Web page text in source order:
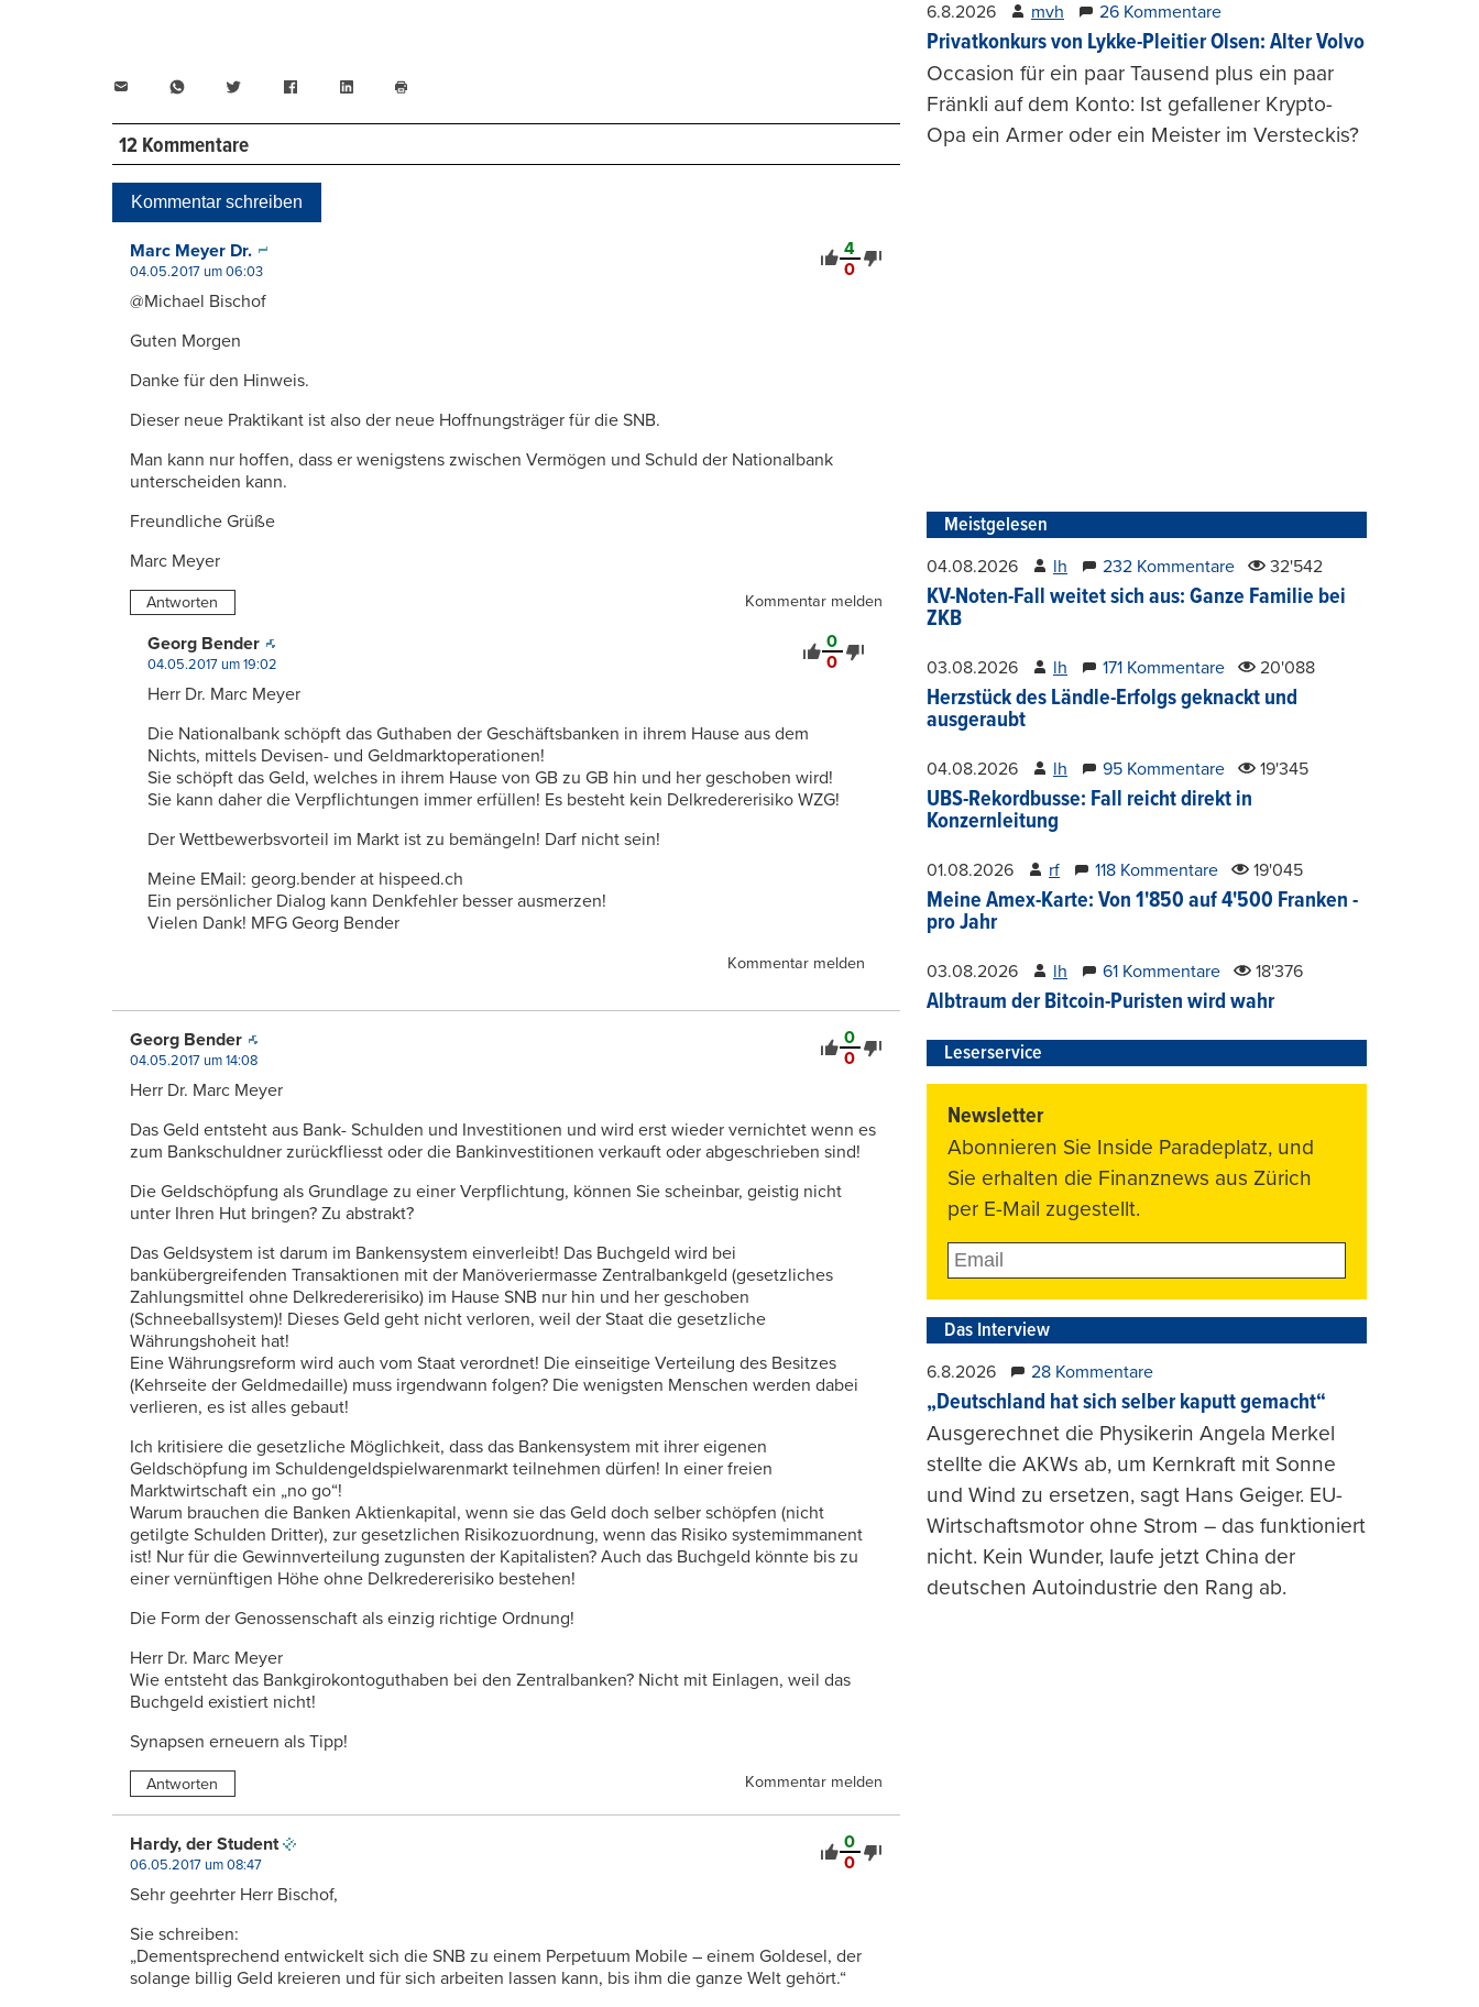
WhatsAppTwitter FacebookLinkedIn
drucken
12 Kommentare
Kommentar schreiben
4
0
Marc Meyer Dr.
04.05.2017 um 06:03
@Michael Bischof
Guten Morgen
Danke für den Hinweis.
Dieser neue Praktikant ist also der neue Hoffnungsträger für die SNB.
Man kann nur hoffen, dass er wenigstens zwischen Vermögen und Schuld der Nationalbank
unterscheiden kann.
Freundliche Grüße
Marc Meyer
Antworten Kommentar melden
0
0
Georg Bender
04.05.2017 um 19:02
Herr Dr. Marc Meyer
Die Nationalbank schöpft das Guthaben der Geschäftsbanken in ihrem Hause aus dem
Nichts, mittels Devisen- und Geldmarktoperationen!
Sie schöpft das Geld, welches in ihrem Hause von GB zu GB hin und her geschoben wird!
Sie kann daher die Verpflichtungen immer erfüllen! Es besteht kein Delkredererisiko WZG!
Der Wettbewerbsvorteil im Markt ist zu bemängeln! Darf nicht sein!
Meine EMail: georg.bender at hispeed.ch
Ein persönlicher Dialog kann Denkfehler besser ausmerzen!
Vielen Dank! MFG Georg Bender
Kommentar melden
0
0
Georg Bender
04.05.2017 um 14:08
Herr Dr. Marc Meyer
Das Geld entsteht aus Bank- Schulden und Investitionen und wird erst wieder vernichtet wenn es
zum Bankschuldner zurückfliesst oder die Bankinvestitionen verkauft oder abgeschrieben sind!
Die Geldschöpfung als Grundlage zu einer Verpflichtung, können Sie scheinbar, geistig nicht
unter Ihren Hut bringen? Zu abstrakt?
Das Geldsystem ist darum im Bankensystem einverleibt! Das Buchgeld wird bei
bankübergreifenden Transaktionen mit der Manöveriermasse Zentralbankgeld (gesetzliches
Zahlungsmittel ohne Delkredererisiko) im Hause SNB nur hin und her geschoben
(Schneeballsystem)! Dieses Geld geht nicht verloren, weil der Staat die gesetzliche
Währungshoheit hat!
Eine Währungsreform wird auch vom Staat verordnet! Die einseitige Verteilung des Besitzes
(Kehrseite der Geldmedaille) muss irgendwann folgen? Die wenigsten Menschen werden dabei
verlieren, es ist alles gebaut!
Ich kritisiere die gesetzliche Möglichkeit, dass das Bankensystem mit ihrer eigenen
Geldschöpfung im Schuldengeldspielwarenmarkt teilnehmen dürfen! In einer freien
Marktwirtschaft ein „no go“!
Warum brauchen die Banken Aktienkapital, wenn sie das Geld doch selber schöpfen (nicht
getilgte Schulden Dritter), zur gesetzlichen Risikozuordnung, wenn das Risiko systemimmanent
ist! Nur für die Gewinnverteilung zugunsten der Kapitalisten? Auch das Buchgeld könnte bis zu
einer vernünftigen Höhe ohne Delkredererisiko bestehen!
Die Form der Genossenschaft als einzig richtige Ordnung!
Herr Dr. Marc Meyer
Wie entsteht das Bankgirokontoguthaben bei den Zentralbanken? Nicht mit Einlagen, weil das
Buchgeld existiert nicht!
Synapsen erneuern als Tipp!
Antworten Kommentar melden
0
0
Hardy, der Student
06.05.2017 um 08:47
Sehr geehrter Herr Bischof,
Sie schreiben:
„Dementsprechend entwickelt sich die SNB zu einem Perpetuum Mobile – einem Goldesel, der
solange billig Geld kreieren und für sich arbeiten lassen kann, bis ihm die ganze Welt gehört.“
6.8.2026 mvh 26 Kommentare
Privatkonkurs von Lykke-Pleitier Olsen: Alter Volvo
Occasion für ein paar Tausend plus ein paar
Fränkli auf dem Konto: Ist gefallener Krypto-
Opa ein Armer oder ein Meister im Versteckis?
Meistgelesen
04.08.2026 lh 232 Kommentare 32'542
KV-Noten-Fall weitet sich aus: Ganze Familie bei
ZKB
03.08.2026 lh 171 Kommentare 20'088
Herzstück des Ländle-Erfolgs geknackt und
ausgeraubt
04.08.2026 lh 95 Kommentare 19'345
UBS-Rekordbusse: Fall reicht direkt in
Konzernleitung
01.08.2026 rf 118 Kommentare 19'045
Meine Amex-Karte: Von 1'850 auf 4'500 Franken -
pro Jahr
03.08.2026 lh 61 Kommentare 18'376
Albtraum der Bitcoin-Puristen wird wahr
Leserservice
Newsletter
Abonnieren Sie Inside Paradeplatz, und
Sie erhalten die Finanznews aus Zürich
per E-Mail zugestellt.
Das Interview
6.8.2026 28 Kommentare
„Deutschland hat sich selber kaputt gemacht“
Ausgerechnet die Physikerin Angela Merkel
stellte die AKWs ab, um Kernkraft mit Sonne
und Wind zu ersetzen, sagt Hans Geiger. EU-
Wirtschaftsmotor ohne Strom – das funktioniert
nicht. Kein Wunder, laufe jetzt China der
deutschen Autoindustrie den Rang ab.